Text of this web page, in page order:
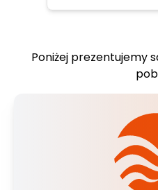
Poniżej prezentujemy